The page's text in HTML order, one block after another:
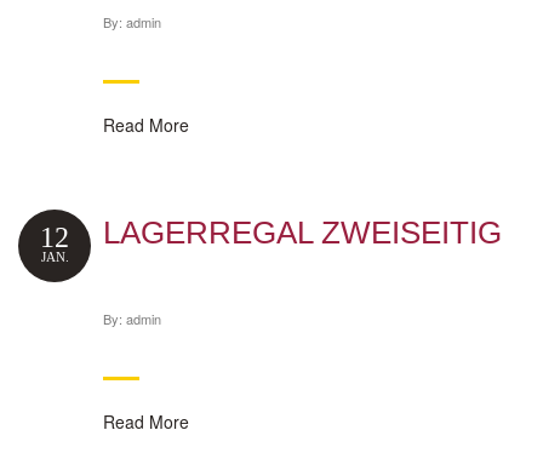
By: admin
Read More
12
JAN.
LAGERREGAL ZWEISEITIG
By: admin
Read More